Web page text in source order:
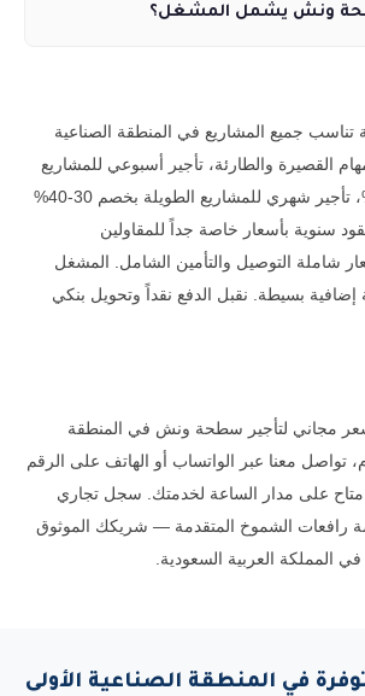
ونش يشمل المشغل؟
تناسب جميع المشاريع في المنطقة الصناعية
القصيرة والطارئة، تأجير أسبوعي للمشاريع
المتوسطة بخصم 15%، تأجير شهري للمشاريع الطويلة بخصم 30-40%
سنوية بأسعار خاصة جداً للمقاولين
شاملة التوصيل والتأمين الشامل. المشغل
بسيطة. نقبل الدفع نقداً وتحويل بنكي
مجاني لتأجير سطحة ونش في المنطقة
تواصل معنا عبر الواتساب أو الهاتف على الرقم
فريقنا متاح على مدار الساعة لخدمتك. سجل تجاري
مؤسسة رافعات الشموخ المتقدمة — شريكك الموثوق
في المملكة العربية السعودية.
في المنطقة الصناعية الأولى